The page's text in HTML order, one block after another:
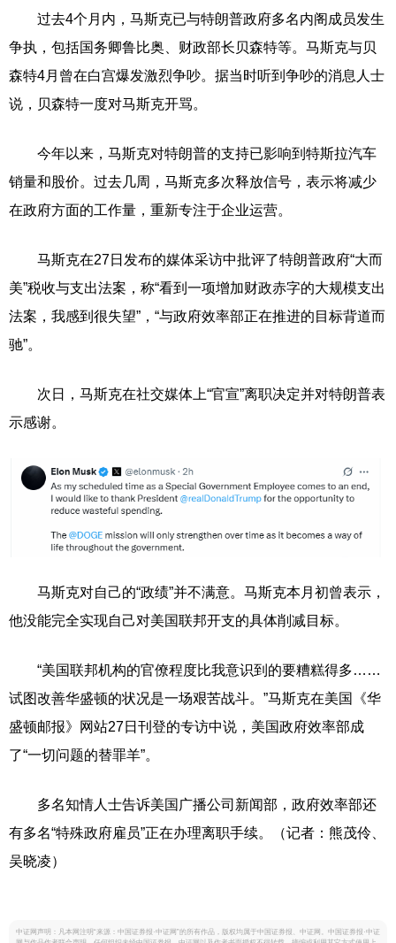
过去4个月内，马斯克已与特朗普政府多名内阁成员发生
争执，包括国务卿鲁比奥、财政部长贝森特等。马斯克与贝
森特4月曾在白宫爆发激烈争吵。据当时听到争吵的消息人士
说，贝森特一度对马斯克开骂。
今年以来，马斯克对特朗普的支持已影响到特斯拉汽车
销量和股价。过去几周，马斯克多次释放信号，表示将减少
在政府方面的工作量，重新专注于企业运营。
马斯克在27日发布的媒体采访中批评了特朗普政府“大而
美”税收与支出法案，称“看到一项增加财政赤字的大规模支出
法案，我感到很失望”，“与政府效率部正在推进的目标背道而
驰”。
次日，马斯克在社交媒体上“官宣”离职决定并对特朗普表
示感谢。
马斯克对自己的“政绩”并不满意。马斯克本月初曾表示，
他没能完全实现自己对美国联邦开支的具体削减目标。
“美国联邦机构的官僚程度比我意识到的要糟糕得多……
试图改善华盛顿的状况是一场艰苦战斗。”马斯克在美国《华
盛顿邮报》网站27日刊登的专访中说，美国政府效率部成
了“一切问题的替罪羊”。
多名知情人士告诉美国广播公司新闻部，政府效率部还
有多名“特殊政府雇员”正在办理离职手续。（记者：熊茂伶、
吴晓凌）
中证网声明：凡本网注明“来源：中国证券报·中证网”的所有作品，版权均属于中国证券报、中证网。中国证券报·中证